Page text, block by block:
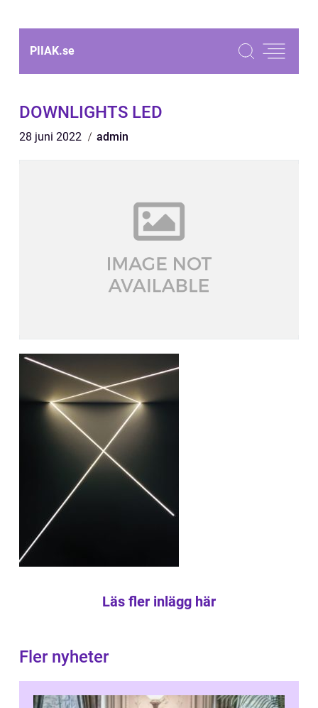
PIIAK.se
DOWNLIGHTS LED
28 juni 2022 admin
Läs fler inlägg här
Fler nyheter